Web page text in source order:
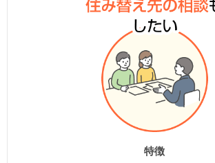
特徴